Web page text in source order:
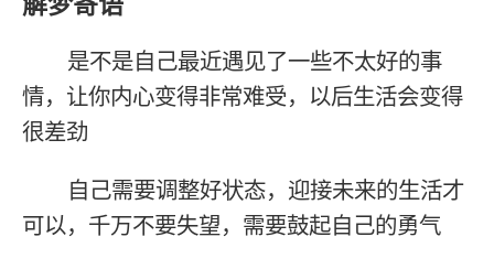
是不是自己最近遇见了一些不太好的事
情，让你内心变得非常难受，以后生活会变得
很差劲
自己需要调整好状态，迎接未来的生活才
可以，千万不要失望，需要鼓起自己的勇气